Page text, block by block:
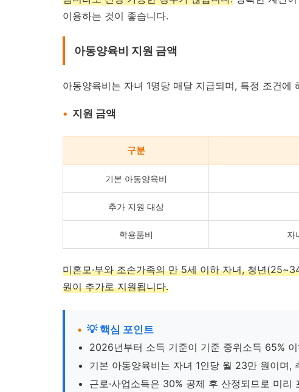
이용하는 것이 좋습니다.
아동양육비 지원 금액
아동양육비는 자녀 1명당 매달 지급되며, 특정 조건에
지원 금액
구분
기본 아동양육비
추가 지원 대상
학용품비 자
미혼모·부와 조손가족의 만 5세 이하 자녀, 청년
원이 추가로 지원됩니다.
💡 핵심 포인트
2026년부터 소득 기준이 기준 중위소득 65%
기본 아동양육비는 자녀 1인당 월 23만 원이며,
근로·사업소득은 30% 공제 후 산정되므로 미